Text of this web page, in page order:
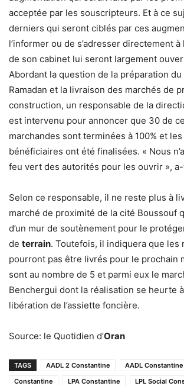
acceptée par les souscripteurs. Et à ce
derniers qui seront ciblés par ces
l’informer ou de s’adresser directement
de son cabinet lui seront largement
Abordant la question de la préparation du
Ramadan et la livraison des marchés de
construction, un responsable de la
est intervenu pour annoncer que 30 de
marchandes sont terminées à 100% et
bénéficiaires ont été finalisées. « Nous
feu vert des autorités pour les ouvrir »,
Selon ce responsable, il ne reste plus à
marché de proximité de la cité Boussouf
d’un mur de soutènement pour le
de terrain. Toutefois, il indiquera que les
pourront pas être livrés pour le prochain
sont au nombre de 5 et parmi eux le
Benchergui dont la réalisation se heurte
libération de l’assiette foncière.
Source: le Quotidien d’Oran
TAGS AADL 2 Constantine AADL Constantine
Constantine
LPA Constantine LPL Social